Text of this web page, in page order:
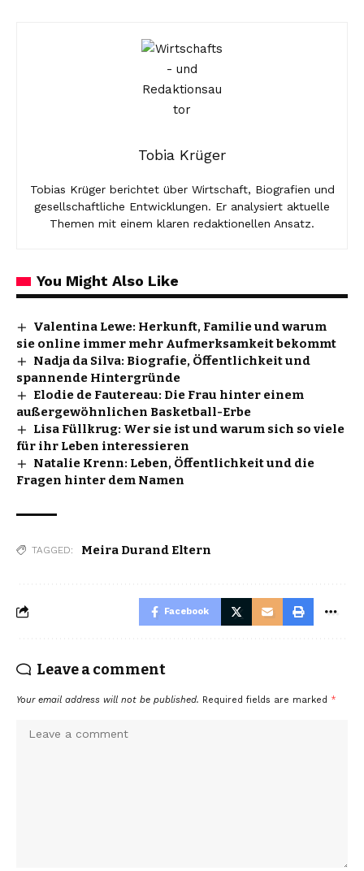
Tobia Krüger
Tobias Krüger berichtet über Wirtschaft, Biografien und
gesellschaftliche Entwicklungen. Er analysiert aktuelle
Themen mit einem klaren redaktionellen Ansatz.
You Might Also Like
Valentina Lewe: Herkunft, Familie und warum
sie online immer mehr Aufmerksamkeit bekommt
Nadja da Silva: Biografie, Öffentlichkeit und
spannende Hintergründe
Elodie de Fautereau: Die Frau hinter einem
außergewöhnlichen Basketball-Erbe
Lisa Füllkrug: Wer sie ist und warum sich so viele
für ihr Leben interessieren
Natalie Krenn: Leben, Öffentlichkeit und die
Fragen hinter dem Namen
TAGGED: Meira Durand Eltern
Facebook
Leave a comment
Your email address will not be published. Required fields are marked *